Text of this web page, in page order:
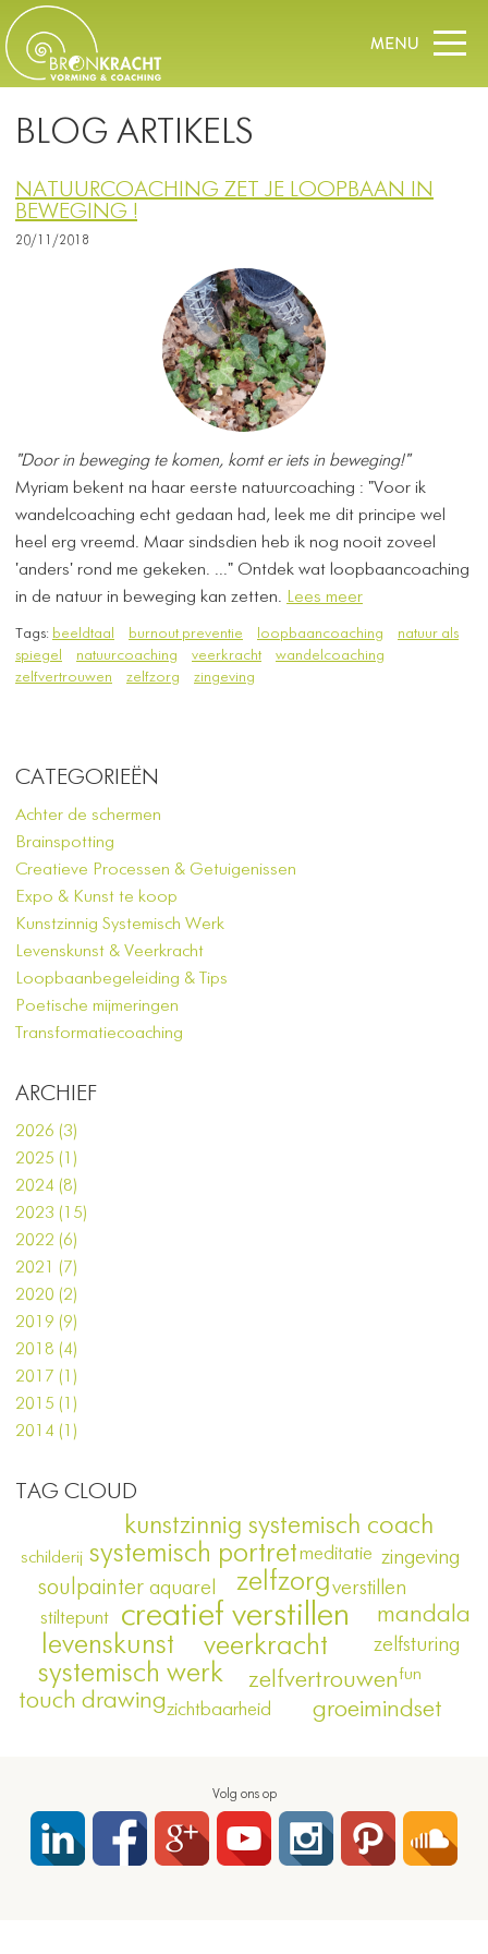
BLOG ARTIKELS
NATUURCOACHING ZET JE LOOPBAAN IN
BEWEGING !
20/11/2018
"Door in beweging te komen, komt er iets in beweging!"
Myriam bekent na haar eerste natuurcoaching : "Voor ik
wandelcoaching echt gedaan had, leek me dit principe wel
heel erg vreemd. Maar sindsdien heb ik nog nooit zoveel
'anders' rond me gekeken. ..." Ontdek wat loopbaancoaching
in de natuur in beweging kan zetten. Lees meer
Tags: beeldtaal burnout preventie loopbaancoaching
natuur als
spiegel
natuurcoaching veerkracht
wandelcoaching
zelfvertrouwen
zelfzorg zingeving
CATEGORIEËN
Achter de schermen
Brainspotting
Creatieve Processen & Getuigenissen
Expo & Kunst te koop
Kunstzinnig Systemisch Werk
Levenskunst & Veerkracht
Loopbaanbegeleiding & Tips
Poetische mijmeringen
Transformatiecoaching
ARCHIEF
2026 (3)
2025 (1)
2024 (8)
2023 (15)
2022 (6)
2021 (7)
2020 (2)
2019 (9)
2018 (4)
2017 (1)
2015 (1)
2014 (1)
TAG CLOUD
creatief verstillen
veerkracht
zelfzorg
systemisch portret
systemisch werk
levenskunst
kunstzinnig systemisch coach
zelfvertrouwen
touch drawing
mandala
groeimindset
soulpainter
zingeving
zelfsturing
verstillen
aquarel
zichtbaarheid
meditatie
stiltepunt
schilderij
fun
Volg ons op